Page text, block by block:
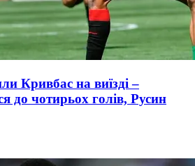
Кривбас на виїзді –
до чотирьох голів, Русин